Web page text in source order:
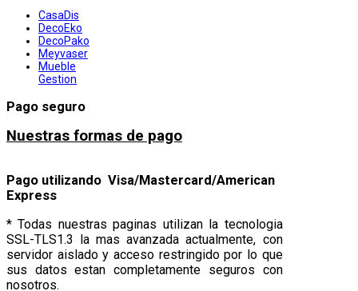
CasaDis
DecoEko
DecoPako
Meyvaser
Mueble
Gestion
Pago seguro
Nuestras formas de pago
Pago utilizando Visa/Mastercard/American
Express
* Todas nuestras paginas utilizan la tecnologia
SSL-TLS1.3 la mas avanzada actualmente, con
servidor aislado y acceso restringido por lo que
sus datos estan completamente seguros con
nosotros.